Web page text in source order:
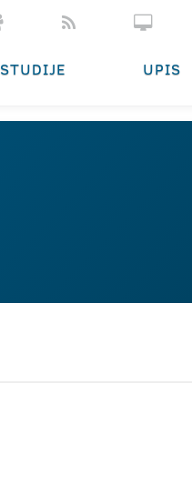
STUDIJE UPIS